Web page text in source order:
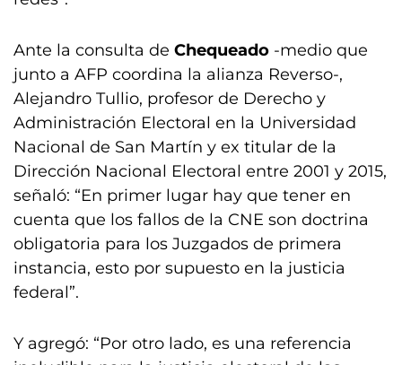
Ante la consulta de Chequeado -medio que
junto a AFP coordina la alianza Reverso-,
Alejandro Tullio, profesor de Derecho y
Administración Electoral en la Universidad
Nacional de San Martín y ex titular de la
Dirección Nacional Electoral entre 2001 y 2015,
señaló: “En primer lugar hay que tener en
cuenta que los fallos de la CNE son doctrina
obligatoria para los Juzgados de primera
instancia, esto por supuesto en la justicia
federal”.
Y agregó: “Por otro lado, es una referencia